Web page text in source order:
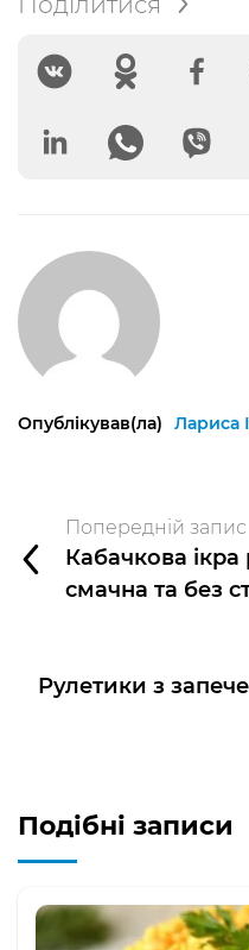
Опублікував(ла) Лариса
Попередній запис
Кабачкова
смачна та без
Рулетики з
Подібні записи